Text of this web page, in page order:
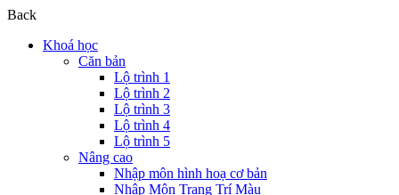
Back
Khoá học
Căn bản
Lộ trình 1
Lộ trình 2
Lộ trình 3
Lộ trình 4
Lộ trình 5
Nâng cao
Nhập môn hình hoạ cơ bản
Nhập Môn Trang Trí Màu